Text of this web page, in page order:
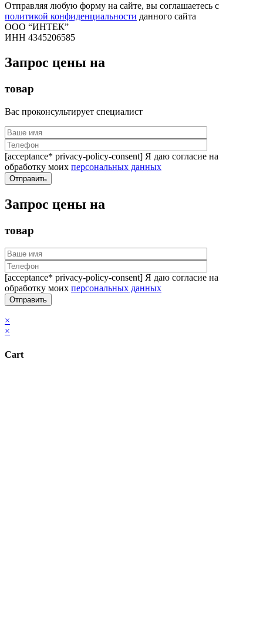
Отправляя любую форму на сайте, вы соглашаетесь с
политикой конфиденциальности данного сайта
ООО “ИНТЕК”
ИНН 4345206585
Запрос цены на
товар
Вас проконсультирует специалист
[acceptance* privacy-policy-consent] Я даю согласие на
обработку моих персональных данных
Запрос цены на
товар
[acceptance* privacy-policy-consent] Я даю согласие на
обработку моих персональных данных
×
×
Cart